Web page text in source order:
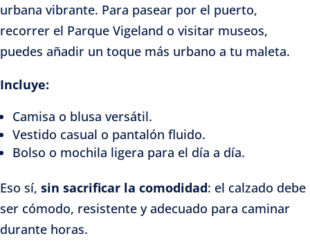
urbana vibrante. Para pasear por el puerto,
recorrer el Parque Vigeland o visitar museos,
puedes añadir un toque más urbano a tu maleta.
Incluye:
Camisa o blusa versátil.
Vestido casual o pantalón fluido.
Bolso o mochila ligera para el día a día.
Eso sí, sin sacrificar la comodidad: el calzado debe
ser cómodo, resistente y adecuado para caminar
durante horas.